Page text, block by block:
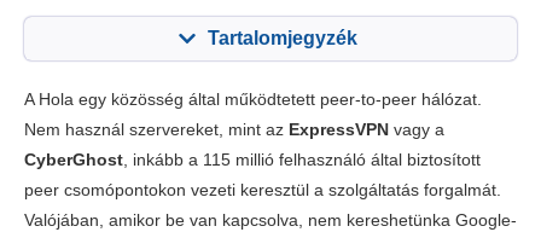
Tartalomjegyzék
Főbb jellemzők 5.1
Telepítés & appok 6.4
A Hola egy közösség által működtetett peer-to-peer hálózat.
Nem használ szervereket, mint az ExpressVPN vagy a
CyberGhost, inkább a 115 millió felhasználó által biztosított
peer csomópontokon vezeti keresztül a szolgáltatás forgalmát.
Valójában, amikor be van kapcsolva, nem kereshetünka Google-